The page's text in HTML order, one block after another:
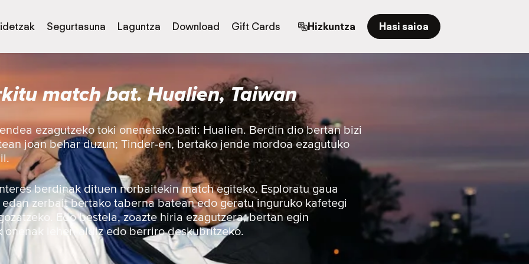
Segurtasuna Laguntza Download Gift Cards Hizkuntza Hasi saioa
match bat. Hualien, Taiwan
ezagutzeko toki onenetako bati: Hualien. Berdin dio bertan bizi
joan behar duzun; Tinder-en, bertako jende mordoa ezagutuko
berdinak dituen norbaitekin match egiteko. Esploratu gaua
edan zerbait bertako taberna batean edo geratu inguruko kafetegi
Edo bestela, zoazte hiria ezagutzera, bertan egin
onenak lehen aldiz edo berriro deskubritzeko.